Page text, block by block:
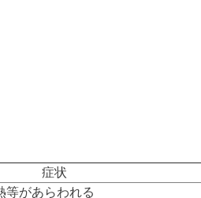
症状
等があらわれる